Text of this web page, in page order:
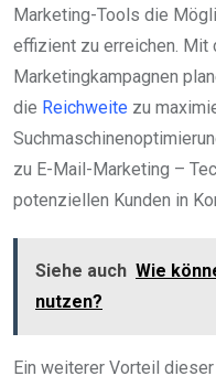
Marketing-Tools die
effizient zu erreichen.
Marketingkampagnen
die Reichweite zu
zu E-Mail-Marketing –
potenziellen Kunden in
Siehe auch Wie
nutzen?
Ein weiterer Vorteil